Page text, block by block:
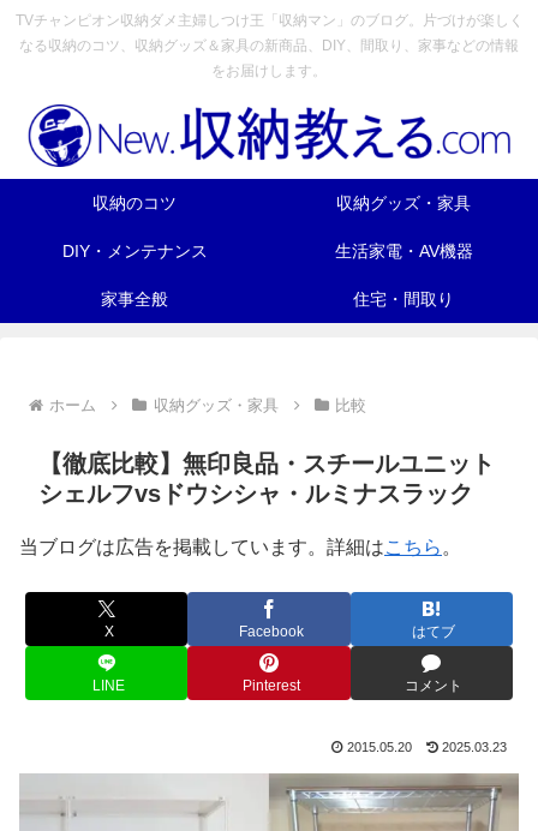
TVチャンピオン収納ダメ主婦しつけ王「収納マン」のブログ。片づけが楽しく
なる収納のコツ、収納グッズ＆家具の新商品、DIY、間取り、家事などの情報
をお届けします。
収納のコツ 収納グッズ・家具
DIY・メンテナンス 生活家電・AV機器
家事全般 住宅・間取り
ホーム 収納グッズ・家具 比較
【徹底比較】無印良品・スチールユニット
シェルフvsドウシシャ・ルミナスラック
当ブログは広告を掲載しています。詳細はこちら 。
X Facebook はてブ
LINE Pinterest コメント
2015.05.20 2025.03.23